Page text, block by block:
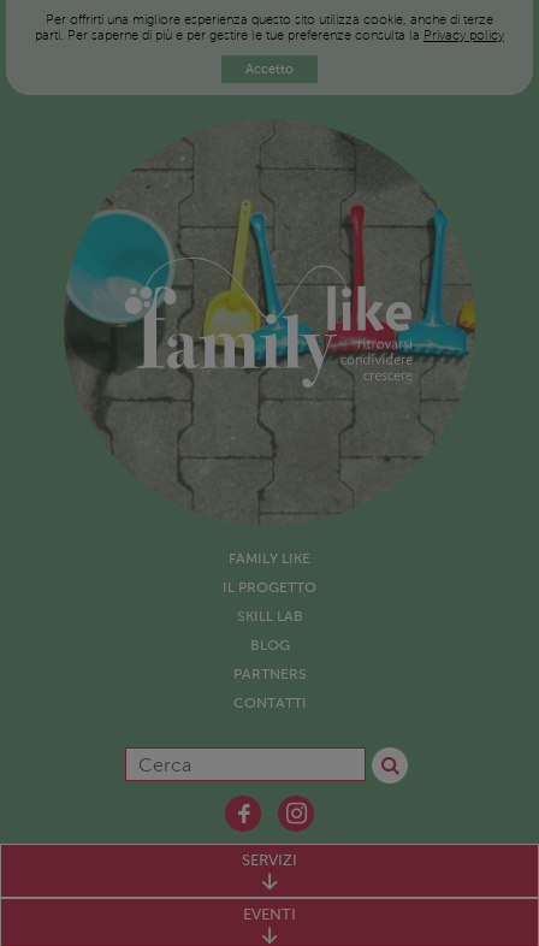
Per offrirti una migliore esperienza questo sito utilizza cookie, anche di terze
parti. Per saperne di più e per gestire le tue preferenze consulta la Privacy policy
Accetto
FAMILY LIKE
IL PROGETTO
SKILL LAB
BLOG
PARTNERS
CONTATTI
SERVIZI
EVENTI